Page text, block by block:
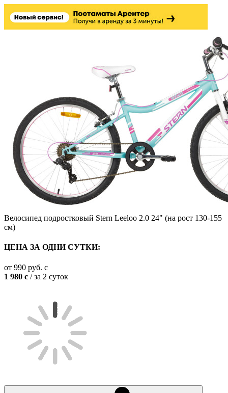
Велосипед подростковый Stern Leeloo 2.0 24" (на рост 130-155
см)
ЦЕНА ЗА ОДНИ СУТКИ:
от 990 руб. c
1 980 c / за 2 суток